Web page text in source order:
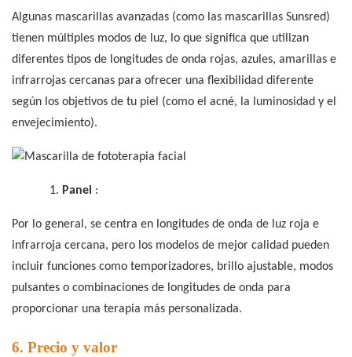
Algunas mascarillas avanzadas (como las mascarillas Sunsred)
tienen múltiples modos de luz, lo que significa que utilizan
diferentes tipos de longitudes de onda rojas, azules, amarillas e
infrarrojas cercanas para ofrecer una flexibilidad diferente
según los objetivos de tu piel (como el acné, la luminosidad y el
envejecimiento).
1. Panel :
Por lo general, se centra en longitudes de onda de luz roja e
infrarroja cercana, pero los modelos de mejor calidad pueden
incluir funciones como temporizadores, brillo ajustable, modos
pulsantes o combinaciones de longitudes de onda para
proporcionar una terapia más personalizada.
6. Precio y valor